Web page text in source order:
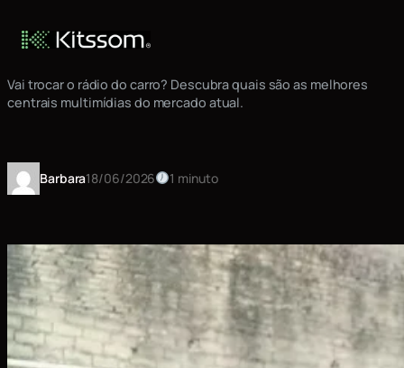
para
conteúdo
do-mercado
Vai trocar o rádio do carro? Descubra quais são as melhores
centrais multimídias do mercado atual.
Barbara18/06/2026 1 minuto